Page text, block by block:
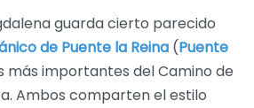
guarda cierto parecido
de Puente la Reina (Puente
más importantes del Camino de
Ambos comparten el estilo